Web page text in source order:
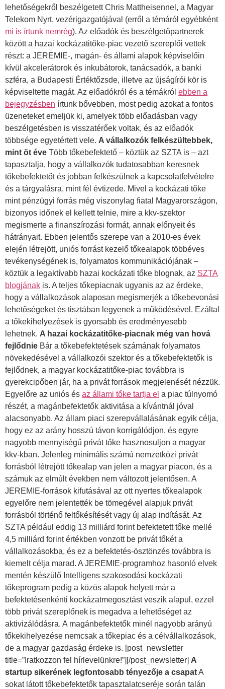
lehetőségekről beszélgetett Chris Mattheisennel, a Magyar
Telekom Nyrt. vezérigazgatójával (erről a témáról egyébként
mi is írtunk nemrég). Az előadók és beszélgetőpartnerek
között a hazai kockázatitőke-piac vezető szereplői vettek
részt: a JEREMIE-, magán- és állami alapok képviselőin
kívül akcelerátorok és inkubátorok, tanácsadók, a banki
szféra, a Budapesti Értéktőzsde, illetve az újságírói kör is
képviseltette magát. Az előadókról és a témákról ebben a
bejegyzésben írtunk bővebben, most pedig azokat a fontos
üzeneteket emeljük ki, amelyek több előadásban vagy
beszélgetésben is visszatérőek voltak, és az előadók
többsége egyetértett vele. A vállalkozók felkészültebbek,
mint öt éve Több tőkebefektető – köztük az SZTA is – azt
tapasztalja, hogy a vállalkozók tudatosabban keresnek
tőkebefektetőt és jobban felkészülnek a kapcsolatfelvételre
és a tárgyalásra, mint fél évtizede. Mivel a kockázati tőke
mint pénzügyi forrás még viszonylag fiatal Magyarországon,
bizonyos időnek el kellett telnie, mire a kkv-szektor
megismerte a finanszírozási formát, annak előnyeit és
hátrányait. Ebben jelentős szerepe van a 2010-es évek
elején létrejött, uniós forrást kezelő tőkealapok többéves
tevékenységének is, folyamatos kommunikációjának –
köztük a legaktívabb hazai kockázati tőke blognak, az SZTA
blogjának is. A teljes tőkepiacnak ugyanis az az érdeke,
hogy a vállalkozások alaposan megismerjék a tőkebevonási
lehetőségeket és tisztában legyenek a működésével. Ezáltal
a tőkekihelyezések is gyorsabb és eredményesebb
lehetnek. A hazai kockázatitőke-piacnak még van hová
fejlődnie Bár a tőkebefektetések számának folyamatos
növekedésével a vállalkozói szektor és a tőkebefektetők is
fejlődnek, a magyar kockázatitőke-piac továbbra is
gyerekcipőben jár, ha a privát források megjelenését nézzük.
Egyelőre az uniós és az állami tőke tartja el a piac túlnyomó
részét, a magánbefektetők aktivitása a kívántnál jóval
alacsonyabb. Az állam piaci szerepvállalásának egyik célja,
hogy ez az arány hosszú távon korrigálódjon, és egyre
nagyobb mennyiségű privát tőke hasznosuljon a magyar
kkv-kban. Jelenleg minimális számú nemzetközi privát
forrásból létrejött tőkealap van jelen a magyar piacon, és a
számuk az elmúlt években nem változott jelentősen. A
JEREMIE-források kifutásával az ott nyertes tőkealapok
egyelőre nem jelentették be tömegével alapjuk privát
forrásból történő feltőkésítését vagy új alap indítását. Az
SZTA például eddig 13 milliárd forint befektetett tőke mellé
4,5 milliárd forint értékben vonzott be privát tőkét a
vállalkozásokba, és ez a befektetés-ösztönzés továbbra is
kiemelt célja marad. A JEREMIE-programhoz hasonló elvek
mentén készülő Intelligens szakosodási kockázati
tőkeprogram pedig a közös alapok helyett már a
befektetésenkénti kockázatmegosztást veszik alapul, ezzel
több privát szereplőnek is megadva a lehetőséget az
aktivizálódásra. A magánbefektetők minél nagyobb arányú
tőkekihelyezése nemcsak a tőkepiac és a célvállalkozások,
de a magyar gazdaság érdeke is. [post_newsletter
title=”Iratkozzon fel hírlevelünkre!”][/post_newsletter] A
startup sikerének legfontosabb tényezője a csapatA
sokat látott tőkebefektetők tapasztalatcseréje során talán